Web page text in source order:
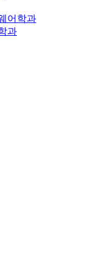
어학과
과